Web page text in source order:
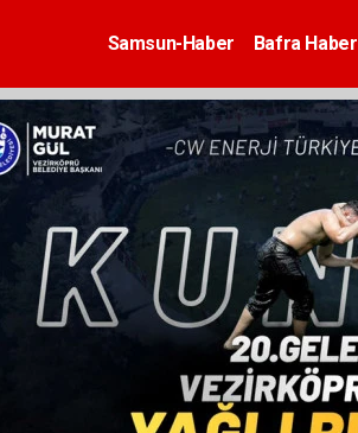
Samsun-Haber Bafra Haber